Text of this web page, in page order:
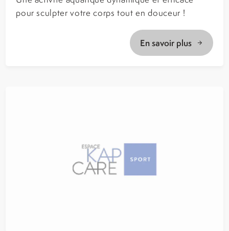
pour sculpter votre corps tout en douceur !
En savoir plus